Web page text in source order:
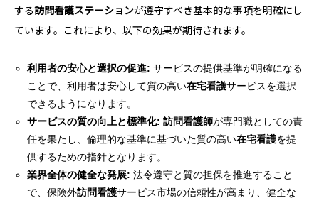
する訪問看護ステーションが遵守すべき基本的な事項を明確にし
ています。これにより、以下の効果が期待されます。
利用者の安心と選択の促進: サービスの提供基準が明確になる
ことで、利用者は安心して質の高い在宅看護サービスを選択
できるようになります。
サービスの質の向上と標準化: 訪問看護師が専門職としての責
任を果たし、倫理的な基準に基づいた質の高い在宅看護を提
供するための指針となります。
業界全体の健全な発展: 法令遵守と質の担保を推進すること
で、保険外訪問看護サービス市場の信頼性が高まり、健全な